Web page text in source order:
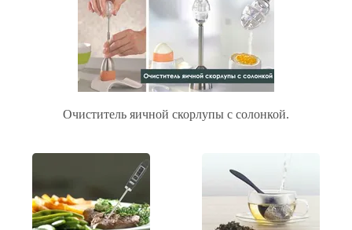
Очиститель яичной скорлупы с солонкой.